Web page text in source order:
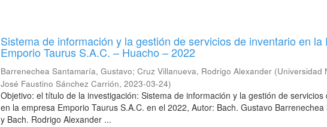
Sistema de información y la gestión de servicios de inventario en la
Emporio Taurus S.A.C. – Huacho – 2022
Barrenechea Santamaría, Gustavo;Cruz Villanueva, Rodrigo Alexander (Universidad
José Faustino Sánchez Carrión,2023-03-24)
Objetivo: el título de la investigación: Sistema de información y la gestión de servicios
en la empresa Emporio Taurus S.A.C. en el 2022, Autor: Bach. Gustavo
y Bach. Rodrigo Alexander ...